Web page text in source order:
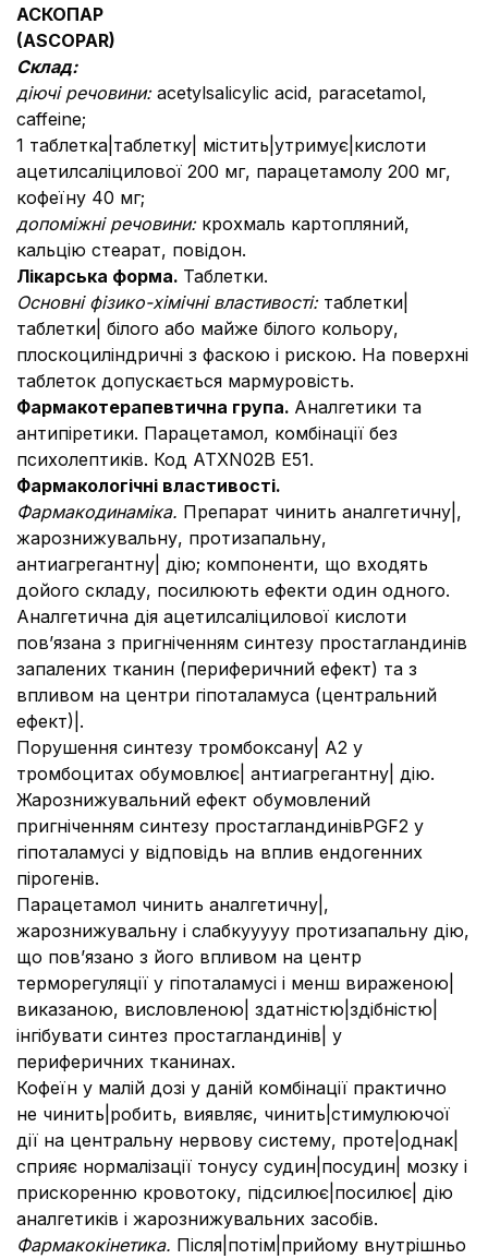
АСКОПАР
(ASCOPAR)
Склад:
діючі речовини: acetylsalicylic acid, paracetamol,
caffeine;
1 таблетка|таблетку| містить|утримує|кислоти
ацетилсаліцилової 200 мг, парацетамолу 200 мг,
кофеїну 40 мг;
допоміжні речовини: крохмаль картопляний,
кальцію стеарат, повідон.
Лікарська форма. Таблетки.
Основні фізико-хімічні властивості: таблетки|
таблетки| білого або майже білого кольору,
плоскоциліндричні з фаскою і рискою. На поверхні
таблеток допускається мармуровість.
Фармакотерапевтична група. Аналгетики та
антипіретики. Парацетамол, комбінації без
психолептиків. Код АТХN02B E51.
Фармакологічні властивості.
Фармакодинаміка. Препарат чинить аналгетичну|,
жарознижувальну, протизапальну,
антиагрегантну| дію; компоненти, що входять
дойого складу, посилюють ефекти один одного.
Аналгетична дія ацетилсаліцилової кислоти
пов’язана з пригніченням синтезу простагландинів
запалених тканин (периферичний ефект) та з
впливом на центри гіпоталамуса (центральний
ефект)|.
Порушення синтезу тромбоксану| А2 у
тромбоцитах обумовлює| антиагрегантну| дію.
Жарознижувальний ефект обумовлений
пригніченням синтезу простагландинівPGF2 у
гіпоталамусі у відповідь на вплив ендогенних
пірогенів.
Парацетамол чинить аналгетичну|,
жарознижувальну і слабкууууу протизапальну дію,
що пов’язано з його впливом на центр
терморегуляції у гіпоталамусі і менш вираженою|
виказаною, висловленою| здатністю|здібністю|
інгібувати синтез простагландинів| у
периферичних тканинах.
Кофеїн у малій дозі у даній комбінації практично
не чинить|робить, виявляє, чинить|стимулюючої
дії на центральну нервову систему, проте|однак|
сприяє нормалізації тонусу судин|посудин| мозку і
прискоренню кровотоку, підсилює|посилює| дію
аналгетиків і жарознижувальних засобів.
Фармакокінетика. Після|потім|прийому внутрішньо